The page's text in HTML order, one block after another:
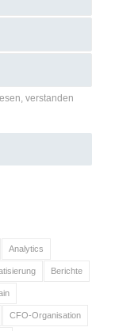
verstanden
Analytics
Berichte
CFO-Organisation